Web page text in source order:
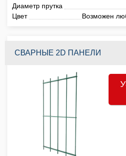
Диаметр прутка
Цвет
Возможен
СВАРНЫЕ 2D ПАНЕЛИ